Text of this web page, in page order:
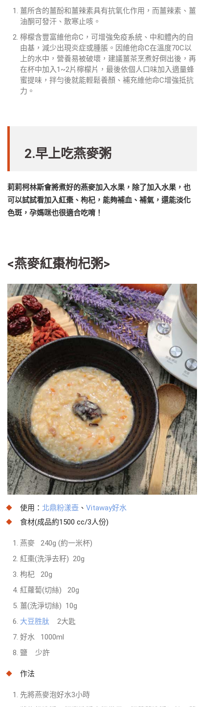
薑所含的薑酚和薑辣素具有抗氧化作用，而薑辣素、薑
油酮可發汗、散寒止咳。
檸檬含豐富維他命C，可增強免疫系統、中和體內的自
由基，減少出現炎症或腫脹。因維他命C在溫度70C以
上的水中，營養易被破壞，建議薑茶烹煮好倒出後，再
在杯中加入1~2片檸檬片，最後依個人口味加入適量蜂
蜜提味，拌勻後就能輕鬆養顏、補充維他命C增強抵抗
力。
2.早上吃燕麥粥
莉莉柯林斯會將煮好的燕麥加入水果，除了加入水果，也
可以試試看加入紅棗、枸杞，能夠補血、補氣，還能淡化
色斑，孕媽咪也很適合吃唷！
<燕麥紅棗枸杞粥>
使用： 北鼎粉漾壺 、 Vitaway好水
食材(成品約1500 cc/3人份)
燕麥 240g (約一米杯)
紅棗(洗淨去籽) 20g
枸杞 20g
紅蘿蔔(切絲) 20g
薑(洗淨切絲) 10g
大豆胜肽 2大匙
好水 1000ml
鹽 少許
作法
先將燕麥泡好水3小時